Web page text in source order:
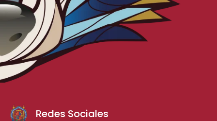
Redes Sociales